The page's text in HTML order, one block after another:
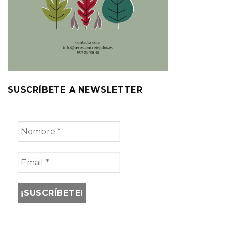
SUSCRÍBETE A NEWSLETTER